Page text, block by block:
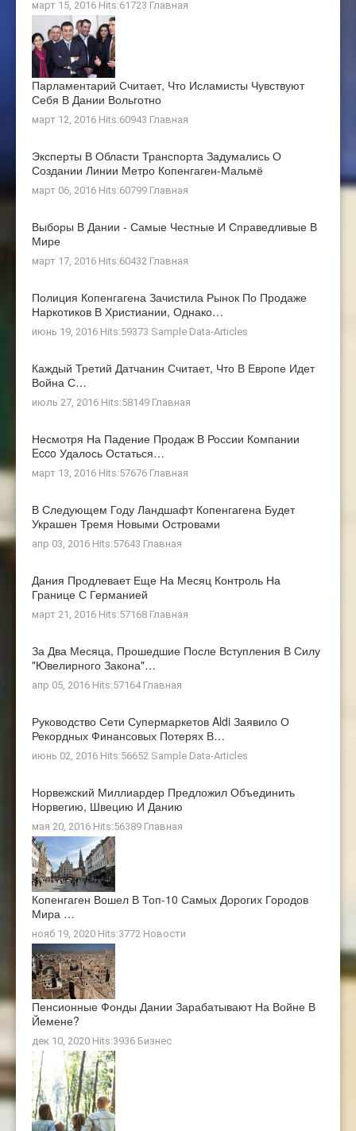
март 15, 2016 Hits:61723 Главная
Парламентарий Считает, Что Исламисты Чувствуют
Себя В Дании Вольготно
март 12, 2016 Hits:60943 Главная
Эксперты В Области Транспорта Задумались О
Создании Линии Метро Копенгаген-Мальмё
март 06, 2016 Hits:60799 Главная
Выборы В Дании - Самые Честные И Справедливые В
Мире
март 17, 2016 Hits:60432 Главная
Полиция Копенгагена Зачистила Рынок По Продаже
Наркотиков В Христиании, Однако…
июнь 19, 2016 Hits:59373 Sample Data-Articles
Каждый Третий Датчанин Считает, Что В Европе Идет
Война С…
июль 27, 2016 Hits:58149 Главная
Несмотря На Падение Продаж В России Компании
Ecco Удалось Остаться…
март 13, 2016 Hits:57676 Главная
В Следующем Году Ландшафт Копенгагена Будет
Украшен Тремя Новыми Островами
апр 03, 2016 Hits:57643 Главная
Дания Продлевает Еще На Месяц Контроль На
Границе С Германией
март 21, 2016 Hits:57168 Главная
За Два Месяца, Прошедшие После Вступления В Силу
"ювелирного Закона"…
апр 05, 2016 Hits:57164 Главная
Руководство Сети Супермаркетов Aldi Заявило О
Рекордных Финансовых Потерях В…
июнь 02, 2016 Hits:56652 Sample Data-Articles
Норвежский Миллиардер Предложил Объединить
Норвегию, Швецию И Данию
мая 20, 2016 Hits:56389 Главная
Копенгаген Вошел В Топ-10 Самых Дорогих Городов
Мира …
нояб 19, 2020 Hits:3772 Новости
Пенсионные Фонды Дании Зарабатывают На Войне В
Йемене?
дек 10, 2020 Hits:3936 Бизнес